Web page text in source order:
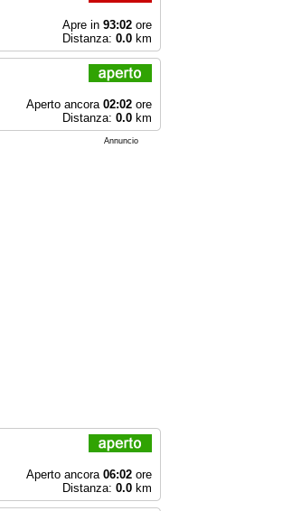
Apre in 93:02ore
Distanza: 0.0km
Aperto ancora 02:02ore
Distanza: 0.0km
Annuncio
Aperto ancora 06:02ore
Distanza: 0.0km